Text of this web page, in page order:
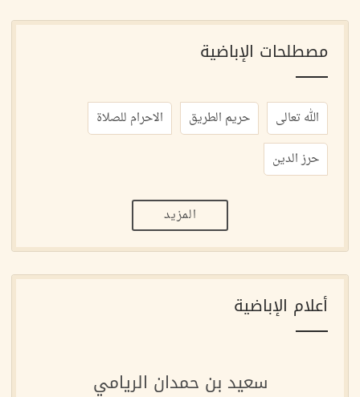
مصطلحات الإباضية
الله تعالى حريم الطريق
الاحرام للصلاة
حرز الدين
المزيد
أعلام الإباضية
سعيد بن حمدان الريامي